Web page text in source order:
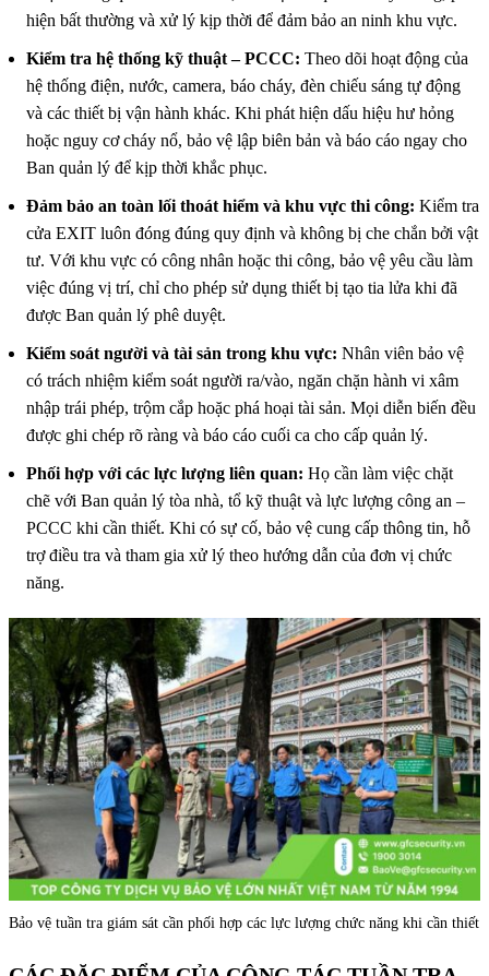
hiện bất thường và xử lý kịp thời để đảm bảo an ninh khu vực.
Kiểm tra hệ thống kỹ thuật – PCCC: Theo dõi hoạt động của
hệ thống điện, nước, camera, báo cháy, đèn chiếu sáng tự động
và các thiết bị vận hành khác. Khi phát hiện dấu hiệu hư hỏng
hoặc nguy cơ cháy nổ, bảo vệ lập biên bản và báo cáo ngay cho
Ban quản lý để kịp thời khắc phục.
Đảm bảo an toàn lối thoát hiểm và khu vực thi công: Kiểm tra
cửa EXIT luôn đóng đúng quy định và không bị che chắn bởi vật
tư. Với khu vực có công nhân hoặc thi công, bảo vệ yêu cầu làm
việc đúng vị trí, chỉ cho phép sử dụng thiết bị tạo tia lửa khi đã
được Ban quản lý phê duyệt.
Kiểm soát người và tài sản trong khu vực: Nhân viên bảo vệ
có trách nhiệm kiểm soát người ra/vào, ngăn chặn hành vi xâm
nhập trái phép, trộm cắp hoặc phá hoại tài sản. Mọi diễn biến đều
được ghi chép rõ ràng và báo cáo cuối ca cho cấp quản lý.
Phối hợp với các lực lượng liên quan: Họ cần làm việc chặt
chẽ với Ban quản lý tòa nhà, tổ kỹ thuật và lực lượng công an –
PCCC khi cần thiết. Khi có sự cố, bảo vệ cung cấp thông tin, hỗ
trợ điều tra và tham gia xử lý theo hướng dẫn của đơn vị chức
năng.
Bảo vệ tuần tra giám sát cần phối hợp các lực lượng chức năng khi cần thiết